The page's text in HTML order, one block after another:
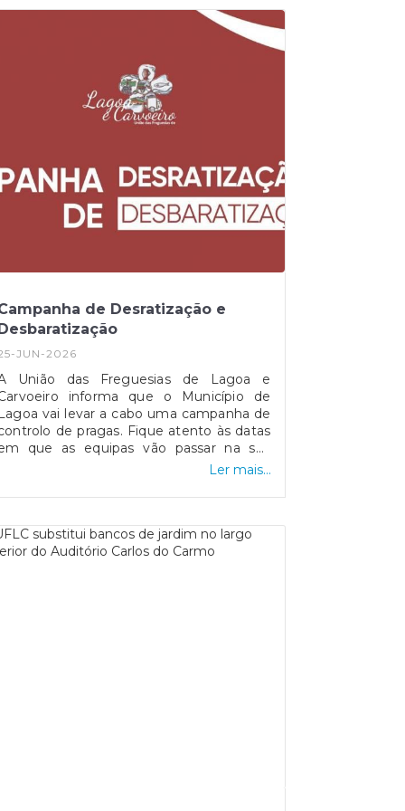
central, com aplicação das cores
tradicionais da região, branco e azul.A
rampa faz a ligação entre o alto da arriba
e o centro do Carvoeiro, sendo um dos
locais de maior circulação pedonal da vila.
A exposição ao mar e o uso intenso do
espaço justificaram esta intervenção de
objetivo é manter a freguesia cuidada
segura, garantindo que residentes e
visitantes encontram este espaço em
boas condições de conservação."A
de Desratização e
JUN-2026
União das Freguesias de Lagoa e
informa que o Município de
Lagoa vai levar a cabo uma campanha de
de pragas. Fique atento às datas
que as equipas vão passar na sua
zona. Partilhe esta informação com os
todos tomem conhecimento
Ler mais...